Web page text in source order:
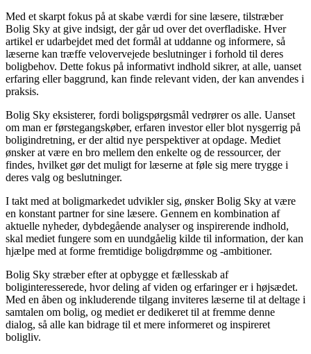
Med et skarpt fokus på at skabe værdi for sine læsere, tilstræber
Bolig Sky at give indsigt, der går ud over det overfladiske. Hver
artikel er udarbejdet med det formål at uddanne og informere, så
læserne kan træffe velovervejede beslutninger i forhold til deres
boligbehov. Dette fokus på informativt indhold sikrer, at alle, uanset
erfaring eller baggrund, kan finde relevant viden, der kan anvendes i
praksis.
Bolig Sky eksisterer, fordi boligspørgsmål vedrører os alle. Uanset
om man er førstegangskøber, erfaren investor eller blot nysgerrig på
boligindretning, er der altid nye perspektiver at opdage. Mediet
ønsker at være en bro mellem den enkelte og de ressourcer, der
findes, hvilket gør det muligt for læserne at føle sig mere trygge i
deres valg og beslutninger.
I takt med at boligmarkedet udvikler sig, ønsker Bolig Sky at være
en konstant partner for sine læsere. Gennem en kombination af
aktuelle nyheder, dybdegående analyser og inspirerende indhold,
skal mediet fungere som en uundgåelig kilde til information, der kan
hjælpe med at forme fremtidige boligdrømme og -ambitioner.
Bolig Sky stræber efter at opbygge et fællesskab af
boliginteresserede, hvor deling af viden og erfaringer er i højsædet.
Med en åben og inkluderende tilgang inviteres læserne til at deltage i
samtalen om bolig, og mediet er dedikeret til at fremme denne
dialog, så alle kan bidrage til et mere informeret og inspireret
boligliv.